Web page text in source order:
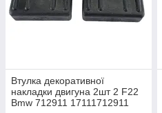
Втулка декоративної
накладки двигуна 2шт 2 F22
Bmw 712911 17111712911